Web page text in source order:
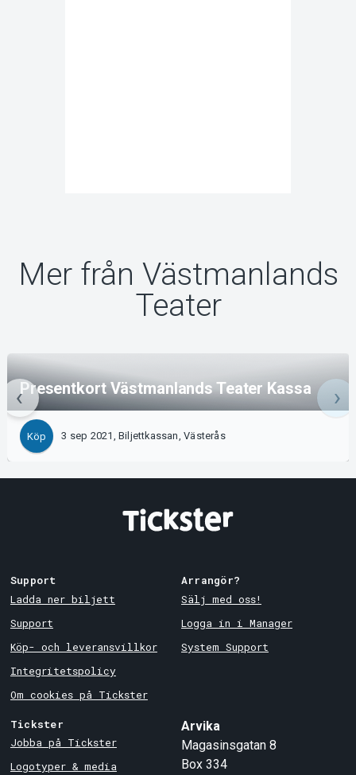
Mer från Västmanlands
Teater
Presentkort Västmanlands Teater Kassa
Köp 3 sep 2021, Biljettkassan, Västerås
Support
Ladda ner biljett
Support
Köp- och leveransvillkor
Integritetspolicy
Om cookies på Tickster
Arrangör?
Sälj med oss!
Logga in i Manager
System Support
Tickster
Jobba på Tickster
Logotyper & media
Arvika
Magasinsgatan 8
Box 334